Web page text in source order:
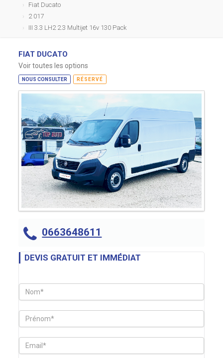
Fiat Ducato
2 017
III 3.3 LH2 2.3 Multijet 16v 130 Pack
FIAT DUCATO
Voir toutes les options
NOUS CONSULTER RÉSERVÉ
0663648611
DEVIS GRATUIT ET IMMÉDIAT